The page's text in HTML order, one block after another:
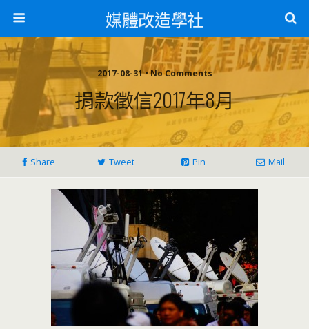
媒體改造學社
2017-08-31 • No Comments
捐款徵信2017年8月
Share Tweet Pin Mail